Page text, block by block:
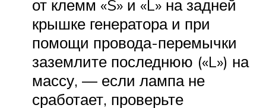
от клемм «S» и «L» на задней
крышке генератора и при
помощи провода-перемычки
заземлите последнюю («L») на
массу, — если лампа не
сработает, проверьте